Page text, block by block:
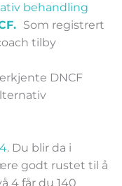
behandling
Som registrert
tilby
DNCF
. Du blir da i
godt rustet til å
4 får du 140